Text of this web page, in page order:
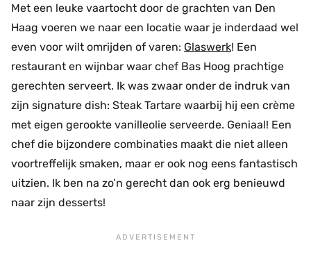
Met een leuke vaartocht door de grachten van Den
Haag voeren we naar een locatie waar je inderdaad wel
even voor wilt omrijden of varen: Glaswerk! Een
restaurant en wijnbar waar chef Bas Hoog prachtige
gerechten serveert. Ik was zwaar onder de indruk van
zijn signature dish: Steak Tartare waarbij hij een crème
met eigen gerookte vanilleolie serveerde. Geniaal! Een
chef die bijzondere combinaties maakt die niet alleen
voortreffelijk smaken, maar er ook nog eens fantastisch
uitzien. Ik ben na zo’n gerecht dan ook erg benieuwd
naar zijn desserts!